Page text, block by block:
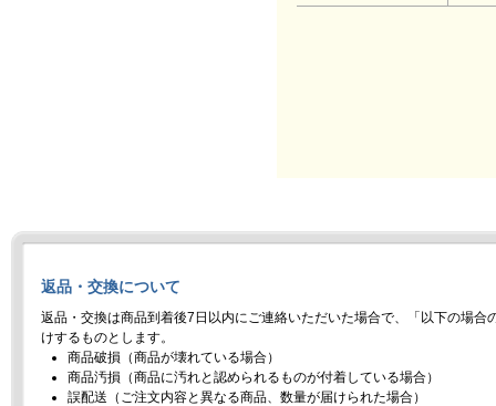
返品・交換について
返品・交換は商品到着後7日以内にご連絡いただいた場合で、「以下の場合
けするものとします。
商品破損（商品が壊れている場合）
商品汚損（商品に汚れと認められるものが付着している場合）
誤配送（ご注文内容と異なる商品、数量が届けられた場合）